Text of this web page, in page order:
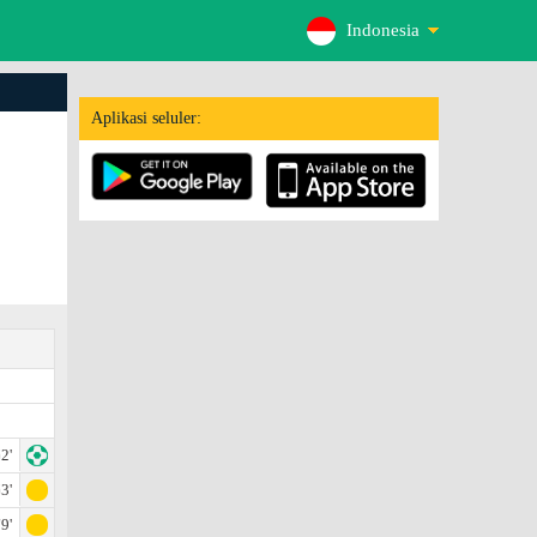
Indonesia
Aplikasi seluler: